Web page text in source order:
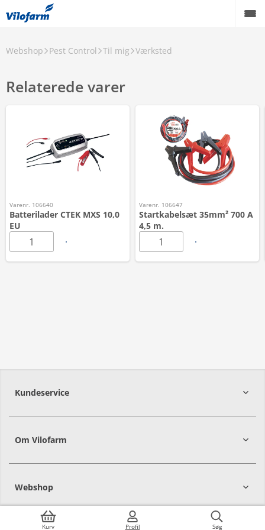
Kurv Profil Søg
Webshop Pest Control Til mig Værksted
Relaterede varer
Varenr. 106640
Batterilader CTEK MXS 10,0
EU
Varenr. 106647
Startkabelsæt 35mm² 700 A
4,5 m.
Kundeservice
Om Vilofarm
Webshop